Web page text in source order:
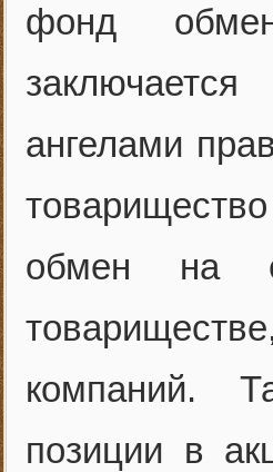
фонд
ангелами
обмен на
компаний.
позиции в